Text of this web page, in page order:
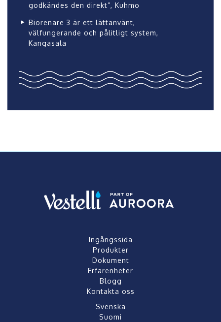
godkändes den direkt”, Kuhmo
Biorenare 3 är ett lättanvänt,
välfungerande och pålitligt system,
Kangasala
Ingångssida
Produkter
Dokument
Erfarenheter
Blogg
Kontakta oss
Svenska
Suomi